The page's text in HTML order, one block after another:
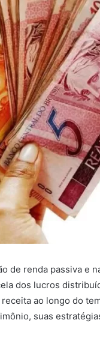
de renda passiva e
dos lucros
ao longo do
suas